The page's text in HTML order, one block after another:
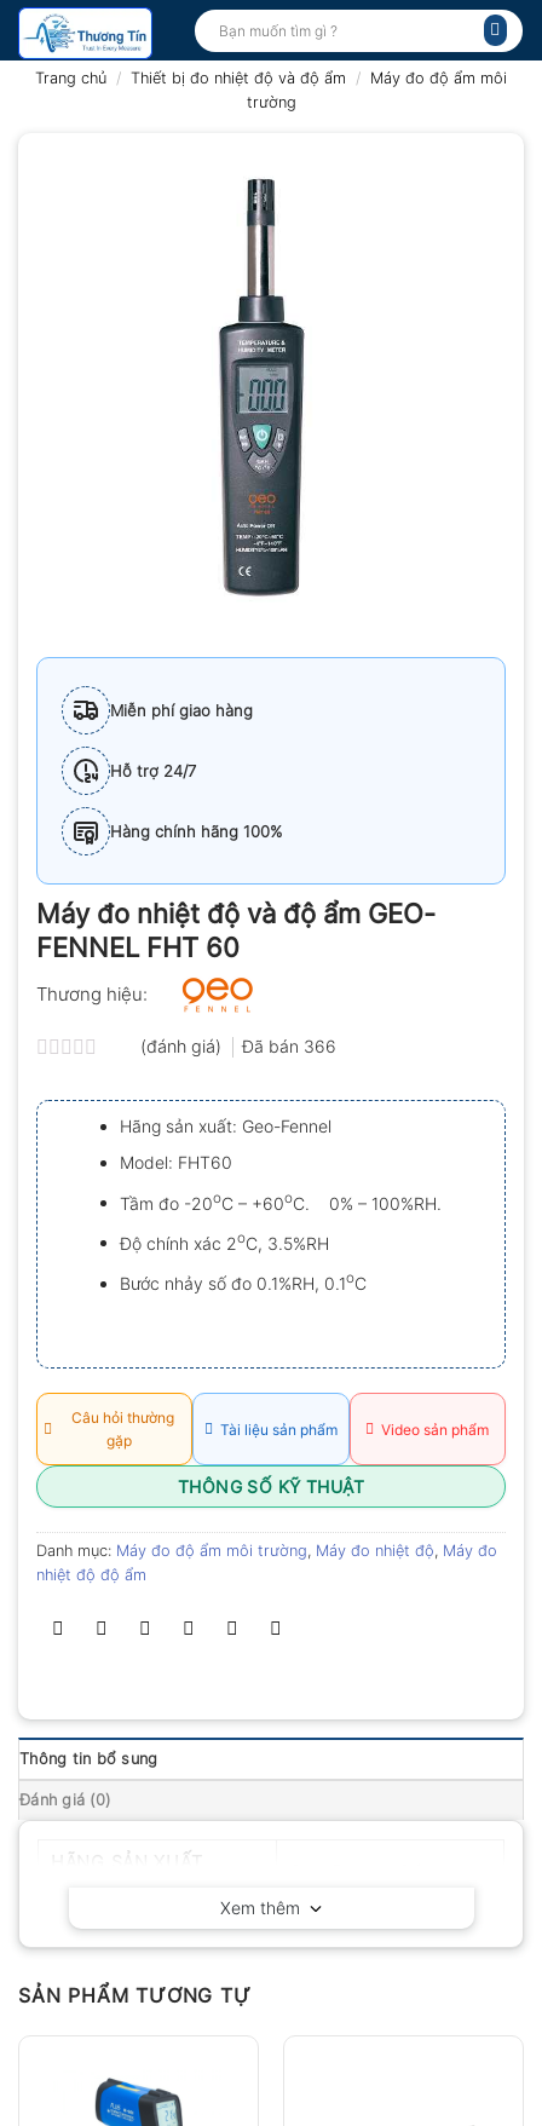
Bỏ
qua
Tìm
kiếm:
Trang chủ / Thiết bị đo nhiệt độ và độ ẩm /
Máy đo độ ẩm môi
trường
Miễn phí giao hàng
Hỗ trợ 24/7
Hàng chính hãng 100%
Máy đo nhiệt độ và độ ẩm GEO-
FENNEL FHT 60
Thương hiệu:
xếp
hạng
0.0
5
sao
(đánh giá) Đã bán 366
Hãng sản xuất: Geo-Fennel
Model: FHT60
Tầm đo -20oC – +60oC. 0% – 100%RH.
Độ chính xác 2oC, 3.5%RH
Bước nhảy số đo 0.1%RH, 0.1oC
Câu hỏi thường
gặp
Tài liệu sản phẩm Video sản phẩm
THÔNG SỐ KỸ THUẬT
Danh mục: Máy đo độ ẩm môi trường, Máy đo nhiệt độ, Máy đo
nhiệt độ độ ẩm
Thông tin bổ sung
Đánh giá (0)
Xem thêm
SẢN PHẨM TƯƠNG TỰ